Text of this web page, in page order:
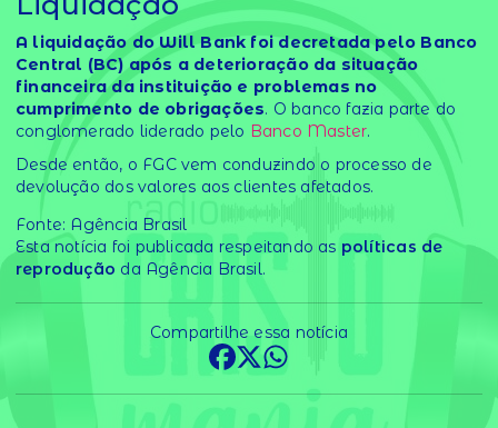
A liquidação do Will Bank foi decretada pelo Banco
Central (BC) após a deterioração da situação
financeira da instituição e problemas no
cumprimento de obrigações. O banco fazia parte do
conglomerado liderado pelo Banco Master.
Desde então, o FGC vem conduzindo o processo de
devolução dos valores aos clientes afetados.
Fonte: Agência Brasil
Esta notícia foi publicada respeitando as políticas de
reprodução da Agência Brasil.
Compartilhe essa notícia